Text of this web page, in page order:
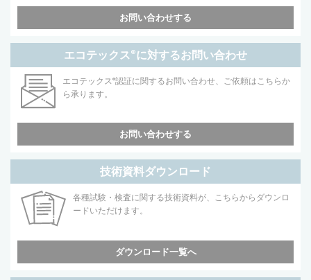
お問い合わせする
エコテックス®に対するお問い合わせ
エコテックス®認証に関するお問い合わせ、ご依頼はこちらか
ら承ります。
お問い合わせする
技術資料ダウンロード
各種試験・検査に関する技術資料が、こちらからダウンロ
ードいただけます。
ダウンロード一覧へ